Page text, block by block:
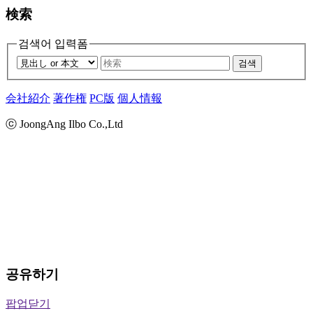
検索
검색어 입력폼
검색
会社紹介 著作権 PC版 個人情報
ⓒ JoongAng Ilbo Co.,Ltd
공유하기
팝업닫기